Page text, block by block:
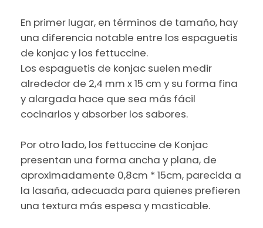
En primer lugar, en términos de tamaño, hay
una diferencia notable entre los espaguetis
de konjac y los fettuccine.
Los espaguetis de konjac suelen medir
alrededor de 2,4 mm x 15 cm y su forma fina
y alargada hace que sea más fácil
cocinarlos y absorber los sabores.
Por otro lado, los fettuccine de Konjac
presentan una forma ancha y plana, de
aproximadamente 0,8cm * 15cm, parecida a
la lasaña, adecuada para quienes prefieren
una textura más espesa y masticable.